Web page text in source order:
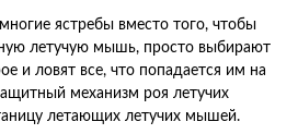
ястребы вместо того, чтобы
летучую мышь, просто выбирают
и ловят все, что попадается им на
механизм роя летучих
летающих летучих мышей.